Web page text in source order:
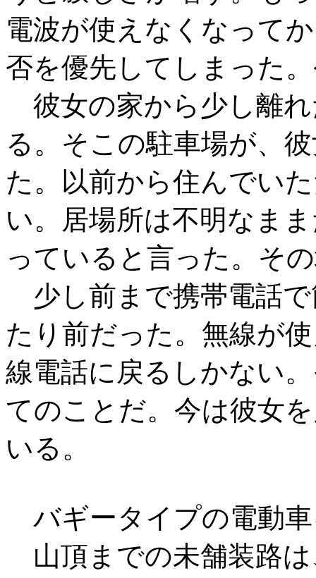
電波が使えなくなって
否を優先してしまった
彼女の家から少し離
る。そこの駐車場が、
た。以前から住んでい
い。居場所は不明なま
っていると言った。そ
少し前まで携帯電話
たり前だった。無線が
線電話に戻るしかない
てのことだ。今は彼女
いる。
バギータイプの電動
山頂までの未舗装路